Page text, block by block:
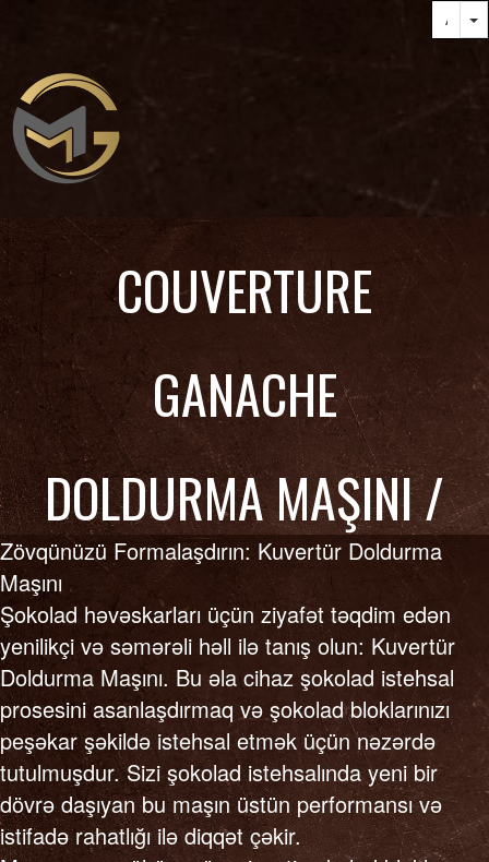
COUVERTURE
GANACHE
DOLDURMA MAŞINI /
BLOK ŞOKOLAD
DOLDURMA MAŞINI

Zövqünüzü Formalaşdırın: Kuvertür Doldurma
Maşını
Şokolad həvəskarları üçün ziyafət təqdim edən
yenilikçi və səmərəli həll ilə tanış olun: Kuvertür
Doldurma Maşını. Bu əla cihaz şokolad istehsal
prosesini asanlaşdırmaq və şokolad bloklarınızı
peşəkar şəkildə istehsal etmək üçün nəzərdə
tutulmuşdur. Sizi şokolad istehsalında yeni bir
dövrə daşıyan bu maşın üstün performansı və
istifadə rahatlığı ilə diqqət çəkir.